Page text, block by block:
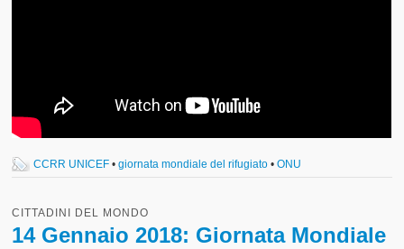
CCRR UNICEF •giornata mondiale del rifugiato •ONU
CITTADINI DEL MONDO
14 Gennaio 2018: Giornata Mondiale